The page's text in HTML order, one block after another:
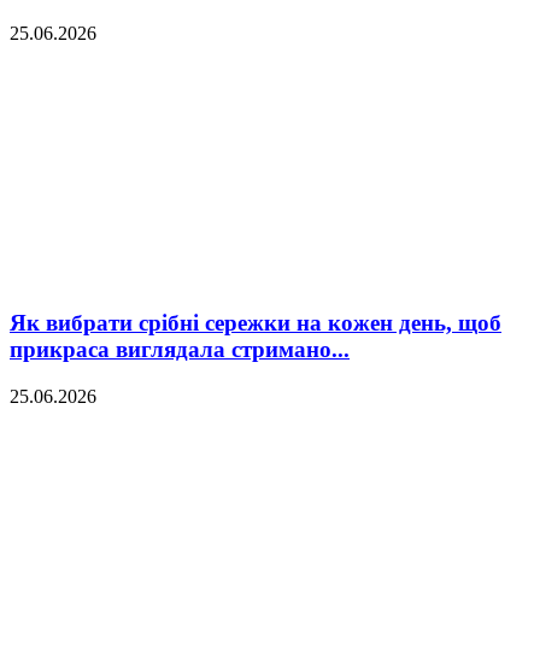
25.06.2026
Як вибрати срібні сережки на кожен день, щоб
прикраса виглядала стримано...
25.06.2026